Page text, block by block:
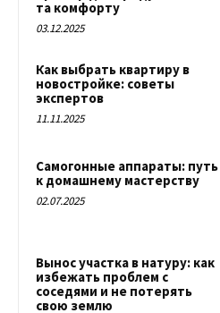
та комфорту
03.12.2025
Как выбрать квартиру в
новостройке: советы
экспертов
11.11.2025
Самогонные аппараты: путь
к домашнему мастерству
02.07.2025
Вынос участка в натуру: как
избежать проблем с
соседями и не потерять
свою землю